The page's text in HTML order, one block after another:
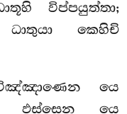
විප්පයුත්තා;
කෙහිචි
යෙ
ඵස්සෙන යෙ